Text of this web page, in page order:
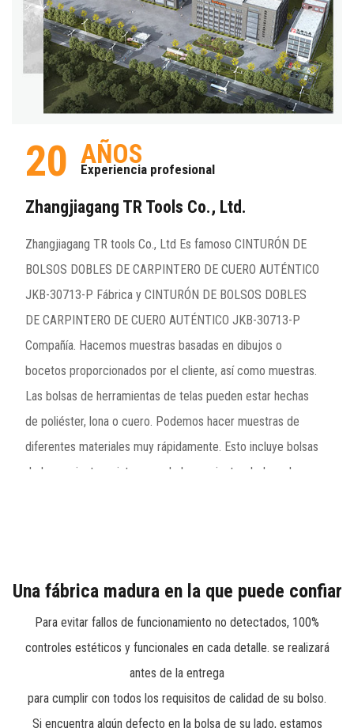
20 AÑOS
Experiencia profesional
Zhangjiagang TR Tools Co., Ltd.
Zhangjiagang TR tools Co., Ltd Es famoso CINTURÓN DE
BOLSOS DOBLES DE CARPINTERO DE CUERO AUTÉNTICO
JKB-30713-P Fábrica y CINTURÓN DE BOLSOS DOBLES
DE CARPINTERO DE CUERO AUTÉNTICO JKB-30713-P
Compañía. Hacemos muestras basadas en dibujos o
bocetos proporcionados por el cliente, así como muestras.
Las bolsas de herramientas de telas pueden estar hechas
de poliéster, lona o cuero. Podemos hacer muestras de
diferentes materiales muy rápidamente. Esto incluye bolsas
de herramientas, cinturones de herramientas, bolsas de
de 1000 gamas de productos que incluyen rodilleras, varias
bolsas de herramientas, cinturones de herramientas, maletín
técnico para ingenieros profesionales, bolsas con ruedas,
mochilas para herramientas y bolsas de almacenamiento
blandas que pueden satisfacer las necesidades de
Una fábrica madura en la que puede confiar
Para evitar fallos de funcionamiento no detectados, 100%
controles estéticos y funcionales en cada detalle. se realizará
antes de la entrega
para cumplir con todos los requisitos de calidad de su bolso.
Si encuentra algún defecto en la bolsa de su lado, estamos